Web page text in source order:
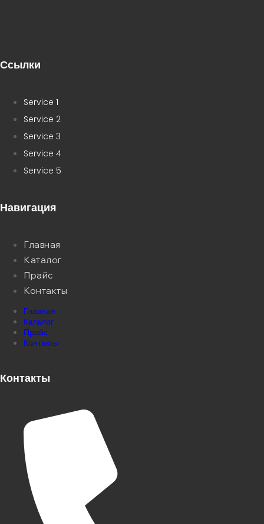
Ссылки
Service 1
Service 2
Service 3
Service 4
Service 5
Навигация
Главная
Каталог
Прайс
Контакты
Главная
Каталог
Прайс
Контакты
Контакты